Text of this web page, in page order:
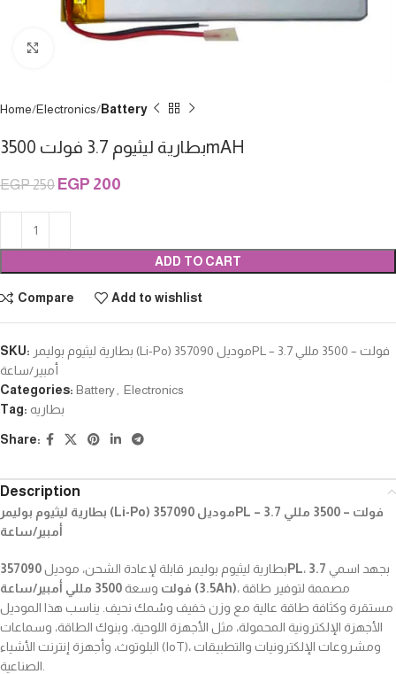
Home Electronics Battery
بطارية ليثيوم 3.7 فولت 3500mAH
EGP250 EGP 200
ADD TO CART
Compare Add to wishlist
SKU: بطارية ليثيوم بوليمر (Li-Po) موديل 357090PL – 3.7 فولت – 3500 مللي
أمبير/ساعة
Categories: Battery
Electronics
Tag: بطاريه
Share:
Description
بطارية ليثيوم بوليمر (Li-Po) موديل 357090PL – 3.7 فولت – 3500 مللي
أمبير/ساعة
بطارية ليثيوم بوليمر قابلة لإعادة الشحن، موديل 357090PL ، بجهد اسمي 3.7
فولت وسعة 3500 مللي أمبير/ساعة (3.5Ah)، مصممة لتوفير طاقة
مستقرة وكثافة طاقة عالية مع وزن خفيف وسُمك نحيف. يناسب هذا الموديل
الأجهزة الإلكترونية المحمولة، مثل الأجهزة اللوحية، وبنوك الطاقة، وسماعات
البلوتوث، وأجهزة إنترنت الأشياء (IoT)، ومشروعات الإلكترونيات والتطبيقات